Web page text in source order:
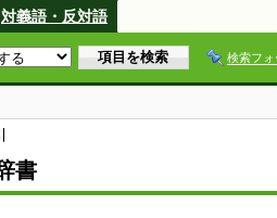
対義語・反対語
検索フ
書